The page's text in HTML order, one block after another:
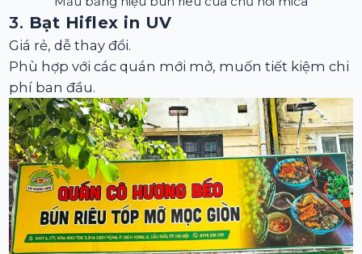
3. Bạt Hiflex in UV
Giá rẻ, dễ thay đổi.
Phù hợp với các quán mới mở, muốn tiết kiệm chi
phí ban đầu.